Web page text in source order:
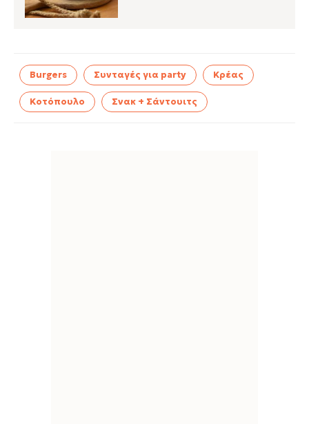
Burgers Συνταγές για party Κρέας
Κοτόπουλο Σνακ + Σάντουιτς